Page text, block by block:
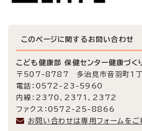
このページに関する お問い合わせ
こども健康部 保健センター健康づく
〒507-8787 多治見市音羽町1
電話：0572-23-5960
内線：2370、2371、2372
ファクス：0572-25-8866
お問い合わせは専用フォームをご